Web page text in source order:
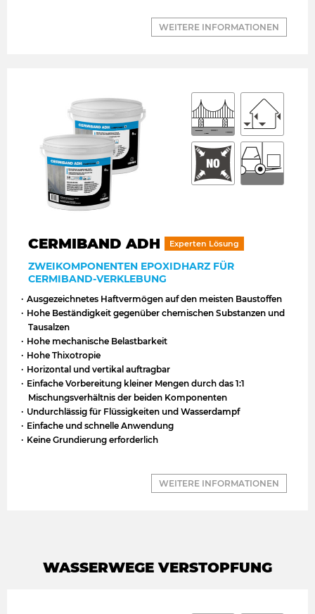
WEITERE INFORMATIONEN
CERMIBAND ADH Experten Lösung
ZWEIKOMPONENTEN EPOXIDHARZ FÜR
CERMIBAND-VERKLEBUNG
Ausgezeichnetes Haftvermögen auf den meisten Baustoffen
Hohe Beständigkeit gegenüber chemischen Substanzen und
Tausalzen
Hohe mechanische Belastbarkeit
Hohe Thixotropie
Horizontal und vertikal auftragbar
Einfache Vorbereitung kleiner Mengen durch das 1:1
Mischungsverhältnis der beiden Komponenten
Undurchlässig für Flüssigkeiten und Wasserdampf
Einfache und schnelle Anwendung
Keine Grundierung erforderlich
WEITERE INFORMATIONEN
WASSERWEGE VERSTOPFUNG